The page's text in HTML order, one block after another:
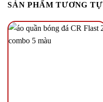
SẢN PHẨM TƯƠNG TỰ